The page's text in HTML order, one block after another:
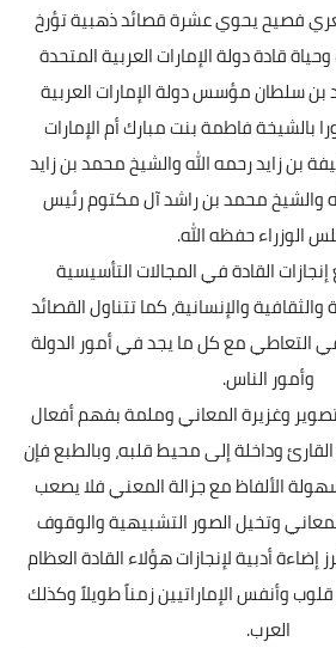
فصيح يحوي عشرة قصائد ذهبية تؤرخ
قادة دولة الإمارات العربية المتحدة
بن سلطان مؤسس دولة الإمارات العربية
بالشيخة فاطمة بنت مبارك أم الإمارات
بن زايد رحمه الله والشيخ محمد بن زايد
والشيخ محمد بن راشد آل مكتوم رئيس
الوزراء حفظه الله.
القادة في المجالات التأسيسية
والثقافية والإنسانية، كما تتناول القصائد
التعاطي مع كل ما يجد في أمور الدولة
وأمور الناس.
وغزيرة المعاني وملمة بفهم أفعال
وداخلة إلى محيط قلبه، وبالطبع فإن
الألفاظ مع جزالة المعني فلا يصعب
وتخيل الصور التشبيهية والوقوف
إضاءة أدبية لإنجازات هؤلاء القادة العظام
وأنفس الإماراتيين زمناً طويلاً وكذلك
العرب.